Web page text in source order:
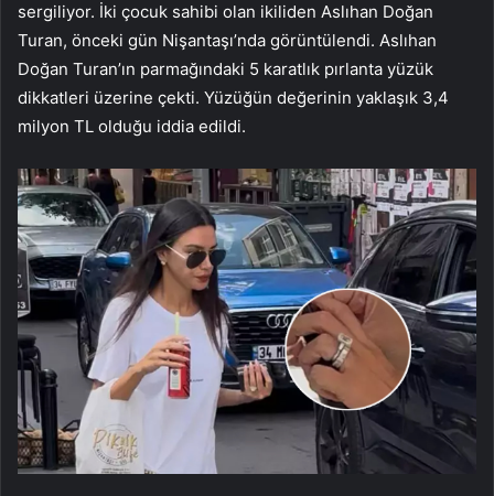
sergiliyor. İki çocuk sahibi olan ikiliden Aslıhan Doğan
Turan, önceki gün Nişantaşı’nda görüntülendi. Aslıhan
Doğan Turan’ın parmağındaki 5 karatlık pırlanta yüzük
dikkatleri üzerine çekti. Yüzüğün değerinin yaklaşık 3,4
milyon TL olduğu iddia edildi.